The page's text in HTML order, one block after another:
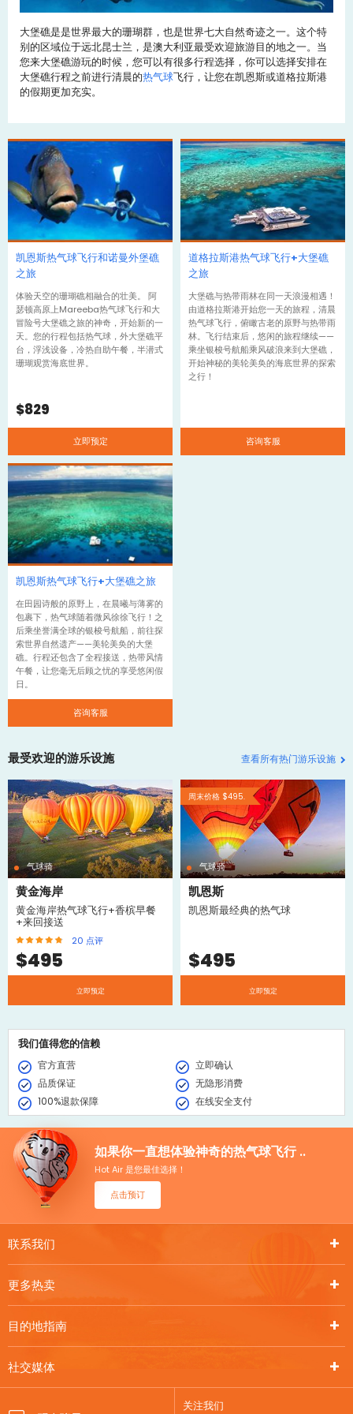
大堡礁是是世界最大的珊瑚群，也是世界七大自然奇迹之一。这个特
别的区域位于远北昆士兰，是澳大利亚最受欢迎旅游目的地之一。当
您来大堡礁游玩的时候，您可以有很多行程选择，你可以选择安排在
大堡礁行程之前进行清晨的热气球飞行，让您在凯恩斯或道格拉斯港
的假期更加充实。
凯恩斯热气球飞行和诺曼外堡礁
之旅
体验天空的珊瑚礁相融合的壮美。 阿
瑟顿高原上Mareeba热气球飞行和大
冒险号大堡礁之旅的神奇，开始新的一
天。您的行程包括热气球，外大堡礁平
台，浮浅设备，冷热自助午餐，半潜式
珊瑚观赏海底世界。
$829
立即预定
道格拉斯港热气球飞行+大堡礁
之旅
大堡礁与热带雨林在同一天浪漫相遇！
由道格拉斯港开始您一天的旅程，清晨
热气球飞行，俯瞰古老的原野与热带雨
林。飞行结束后，悠闲的旅程继续——
乘坐银梭号航船乘风破浪来到大堡礁，
开始神秘的美轮美奂的海底世界的探索
之行！
咨询客服
凯恩斯热气球飞行+大堡礁之旅
在田园诗般的原野上，在晨曦与薄雾的
包裹下，热气球随着微风徐徐飞行！之
后乘坐誉满全球的银梭号航船，前往探
索世界自然遗产——美轮美奂的大堡
礁。行程还包含了全程接送，热带风情
午餐，让您毫无后顾之忧的享受悠闲假
日。
咨询客服
最受欢迎的游乐设施 查看所有热门游乐设施
气球骑
黄金海岸
黄金海岸热气球飞行+香槟早餐
+来回接送
20 点评
$495
立即预定
周末价格 $495.
气球骑
凯恩斯
凯恩斯最经典的热气球
$495
立即预定
我们值得您的信赖
官方直营
立即确认
品质保证
无隐形消费
100%退款保障
在线安全支付
如果你一直想体验神奇的热气球飞行 ..
Hot Air 是您最佳选择！
点击预订
更多热卖
目的地指南
社交媒体
联系我们
关注我们